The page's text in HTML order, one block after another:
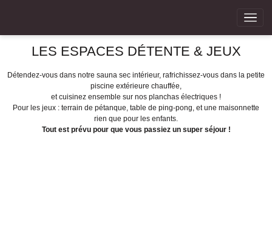
LES ESPACES DÉTENTE & JEUX
Détendez-vous dans notre sauna sec intérieur, rafrichissez-vous dans la petite
piscine extérieure chauffée,
et cuisinez ensemble sur nos planchas électriques !
Pour les jeux : terrain de pétanque, table de ping-pong, et une maisonnette
rien que pour les enfants.
Tout est prévu pour que vous passiez un super séjour !